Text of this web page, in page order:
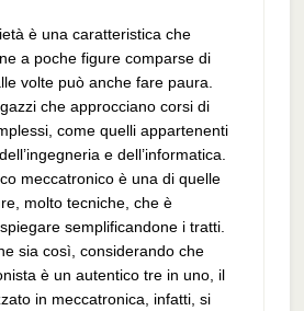
è una caratteristica che
a poche figure comparse di
volte può anche fare paura.
che approcciano corsi di
come quelli appartenenti
e dell’informatica.
meccatronico è una di quelle
molto tecniche, che è
semplificandone i tratti.
sia così, considerando che
è un autentico tre in uno, il
in meccatronica, infatti, si